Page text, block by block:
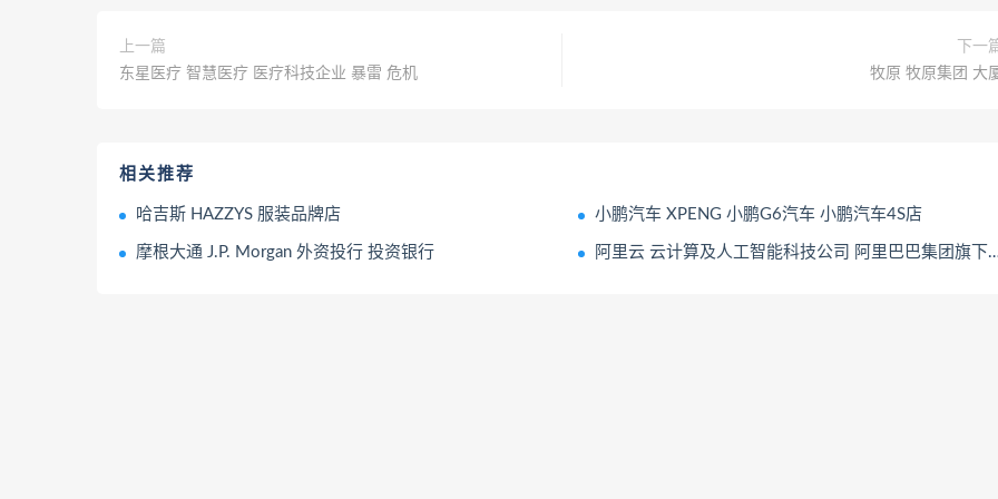
上一篇
东星医疗 智慧医疗 医疗科技企业 暴雷 危机
下一
牧原 牧原集团 大
相关推荐
哈吉斯 HAZZYS 服装品牌店 小鹏汽车 XPENG 小鹏G6汽车 小鹏汽车4S店
摩根大通 J.P. Morgan 外资投行 投资银行 ‌阿里云 云计算及人工智能科技公司‌ 阿里巴巴集团旗下公司